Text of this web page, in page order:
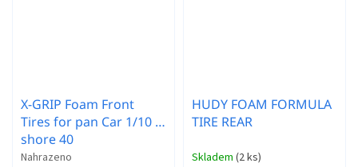
X-GRIP Foam Front
Tires for pan Car 1/10 -
shore 40
Nahrazeno
HUDY FOAM FORMULA
TIRE REAR
Skladem (2 ks)